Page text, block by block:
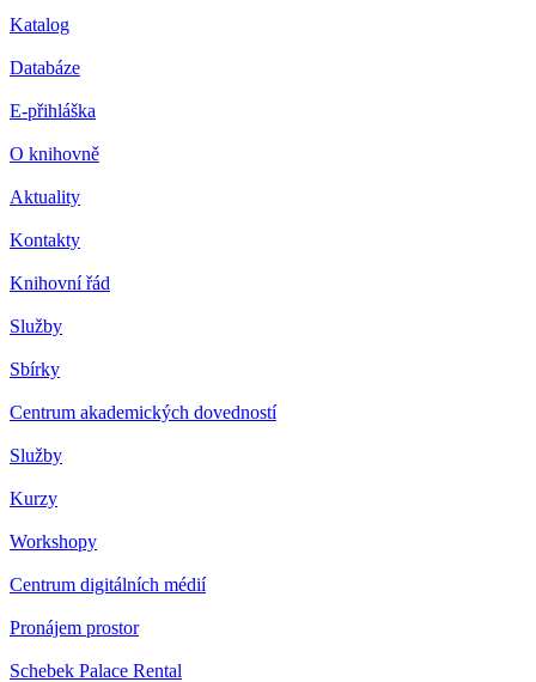
Katalog
Databáze
E-přihláška
O knihovně
Aktuality
Kontakty
Knihovní řád
Služby
Sbírky
Centrum akademických dovedností
Služby
Kurzy
Workshopy
Centrum digitálních médií
Pronájem prostor
Schebek Palace Rental